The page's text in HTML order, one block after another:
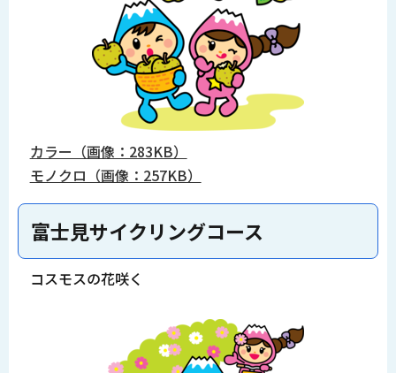
カラー（画像：283KB）
モノクロ（画像：257KB）
富士見サイクリングコース
コスモスの花咲く